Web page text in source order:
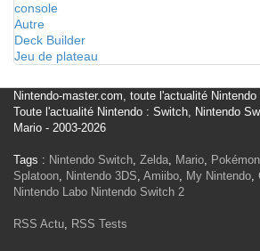
console
Autre
Deck Builder
Jeu de plateau
Nintendo-master.com, toute l'actualité Nintendo
Toute l'actualité Nintendo : Switch, Nintendo
Mario - 2003-2026
Tags : Nintendo Switch, Zelda, Mario, Pokémon
Splatoon, Nintendo 3DS, Amiibo, My Nintendo,
Nintendo Labo Nintendo Switch 2
RSS Actu, RSS Tests